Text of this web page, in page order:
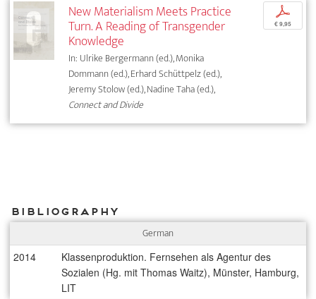
New Materialism Meets Practice
Turn. A Reading of Transgender
Knowledge
In: Ulrike Bergermann (ed.), Monika
Dommann (ed.), Erhard Schüttpelz (ed.),
Jeremy Stolow (ed.), Nadine Taha (ed.),
Connect and Divide
p
€ 9,95
Bibliography
German
2014
Klassenproduktion. Fernsehen als Agentur des
Sozialen (Hg. mit Thomas Waitz), Münster, Hamburg,
LIT